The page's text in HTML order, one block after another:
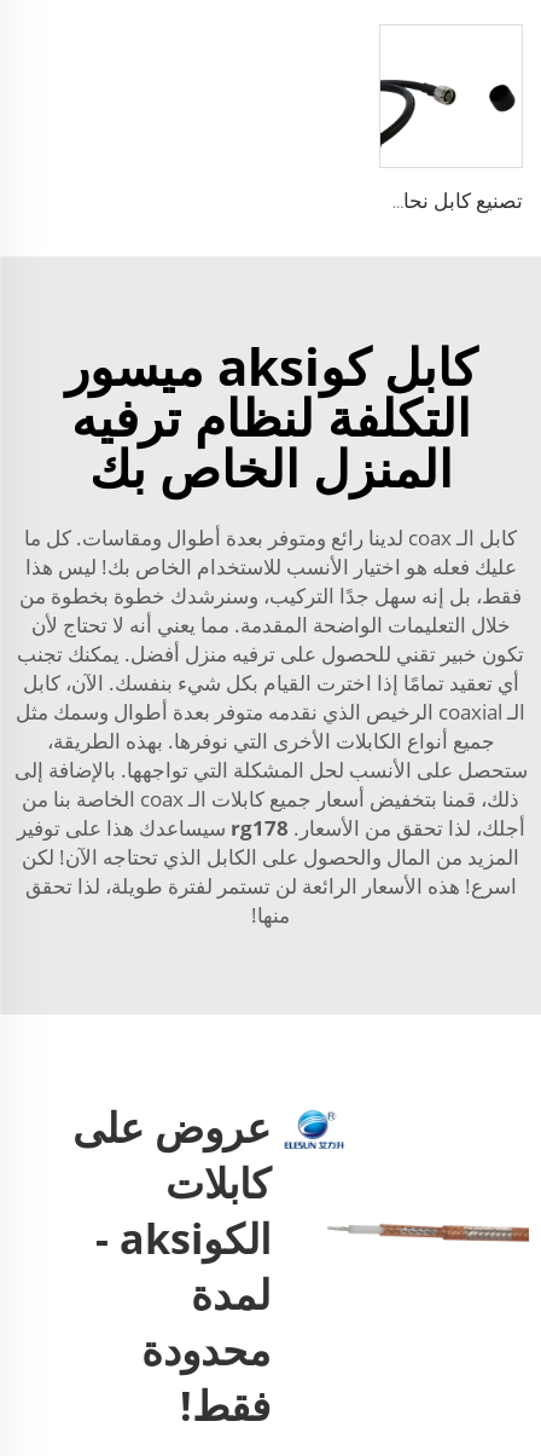
تصنيع كابل نحاسي عازل FPE 9D-FB خالص النحاس 50 أوم منخفض الخسارة للكابلات المتماسة RF لنظام الهوائي
كابل كوaksi ميسور
التكلفة لنظام ترفيه
المنزل الخاص بك
كابل الـ coax لدينا رائع ومتوفر بعدة أطوال ومقاسات. كل ما
عليك فعله هو اختيار الأنسب للاستخدام الخاص بك! ليس هذا
فقط، بل إنه سهل جدًا التركيب، وسنرشدك خطوة بخطوة من
خلال التعليمات الواضحة المقدمة. مما يعني أنه لا تحتاج لأن
تكون خبير تقني للحصول على ترفيه منزل أفضل. يمكنك تجنب
أي تعقيد تمامًا إذا اخترت القيام بكل شيء بنفسك. الآن، كابل
الـ coaxial الرخيص الذي نقدمه متوفر بعدة أطوال وسمك مثل
جميع أنواع الكابلات الأخرى التي نوفرها. بهذه الطريقة،
ستحصل على الأنسب لحل المشكلة التي تواجهها. بالإضافة إلى
ذلك، قمنا بتخفيض أسعار جميع كابلات الـ coax الخاصة بنا من
أجلك، لذا تحقق من الأسعار. rg178 سيساعدك هذا على توفير
المزيد من المال والحصول على الكابل الذي تحتاجه الآن! لكن
اسرع! هذه الأسعار الرائعة لن تستمر لفترة طويلة، لذا تحقق
منها!
عروض على
كابلات
الكوaksi -
لمدة
محدودة
فقط!